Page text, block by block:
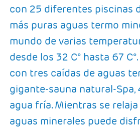
con 25 diferentes piscinas
más puras aguas termo
mundo de varias
desde los 32 C° hasta 67
con tres caídas de aguas
gigante-sauna natural-Spa,
agua fría. Mientras se
aguas minerales puede